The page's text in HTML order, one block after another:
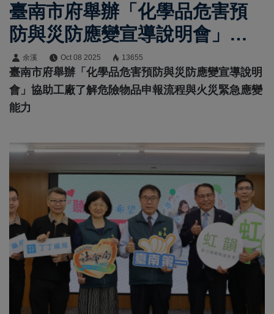
臺南市府舉辦「化學品危害預
防與災防應變宣導說明會」協
助工廠了解危險物品申報流程
與火災緊急應變能力
余溪 Oct 08 2025 13655
臺南市府舉辦「化學品危害預防與災防應變宣導說明
會」協助工廠了解危險物品申報流程與火災緊急應變
能力